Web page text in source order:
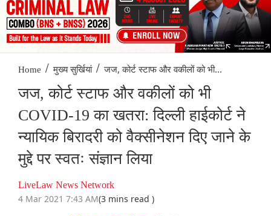
Home / मुख्य सुर्खियां / जज, कोर्ट स्टाफ और वकीलों को भी...
जज, कोर्ट स्टाफ और वकीलों को भी
COVID-19 का खतरा: दिल्ली हाईकोर्ट ने
न्यायिक बिरादरी को वैक्सीनेशन दिए जाने के
मुद्दे पर स्वतः संज्ञान लिया
LiveLaw News Network
4 Mar 2021 7:43 AM(3 mins read )